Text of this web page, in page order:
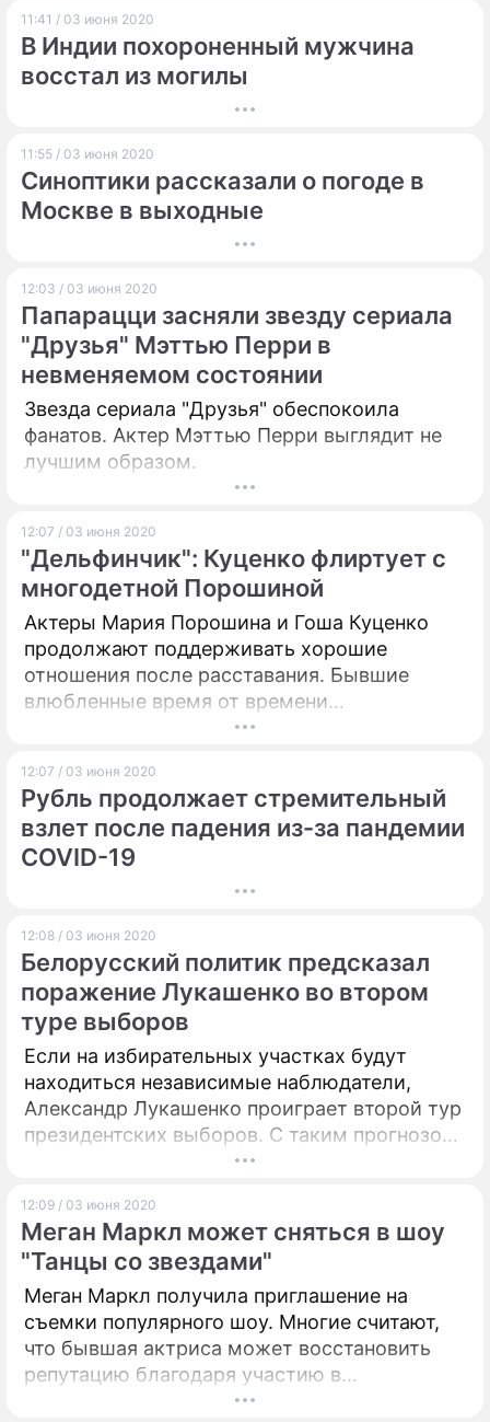
11:41 / 03 июня 2020
В Индии похороненный мужчина
восстал из могилы
11:55 / 03 июня 2020
Синоптики рассказали о погоде в
Москве в выходные
12:03 / 03 июня 2020
Папарацци засняли звезду сериала
"Друзья" Мэттью Перри в
невменяемом состоянии
Звезда сериала "Друзья" обеспокоила
фанатов. Актер Мэттью Перри выглядит не
лучшим образом.
12:07 / 03 июня 2020
"Дельфинчик": Куценко флиртует с
многодетной Порошиной
Актеры Мария Порошина и Гоша Куценко
продолжают поддерживать хорошие
отношения после расставания. Бывшие
влюбленные время от времени
обмениваются теплыми сообщениями.
12:07 / 03 июня 2020
Рубль продолжает стремительный
взлет после падения из-за пандемии
COVID-19
12:08 / 03 июня 2020
Белорусский политик предсказал
поражение Лукашенко во втором
туре выборов
Если на избирательных участках будут
находиться независимые наблюдатели,
Александр Лукашенко проиграет второй тур
президентских выборов. С таким прогнозом
выступил известный белорусский политик
12:09 / 03 июня 2020
Меган Маркл может сняться в шоу
"Танцы со звездами"
Меган Маркл получила приглашение на
съемки популярного шоу. Многие считают,
что бывшая актриса может восстановить
репутацию благодаря участию в
телевизионной передаче.